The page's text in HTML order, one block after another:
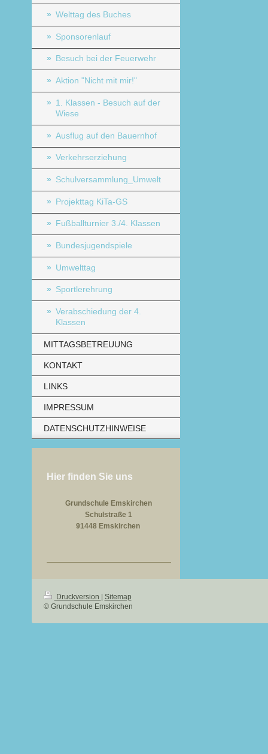
Welttag des Buches
Sponsorenlauf
Besuch bei der Feuerwehr
Aktion "Nicht mit mir!"
1. Klassen - Besuch auf der
Wiese
Ausflug auf den Bauernhof
Verkehrserziehung
Schulversammlung_Umwelt
Projekttag KiTa-GS
Fußballturnier 3./4. Klassen
Bundesjugendspiele
Umwelttag
Sportlerehrung
Verabschiedung der 4.
Klassen
MITTAGSBETREUUNG
KONTAKT
LINKS
IMPRESSUM
DATENSCHUTZHINWEISE
Hier finden Sie uns
Grundschule Emskirchen
Schulstraße 1
91448 Emskirchen
Druckversion
Sitemap
© Grundschule Emskirchen